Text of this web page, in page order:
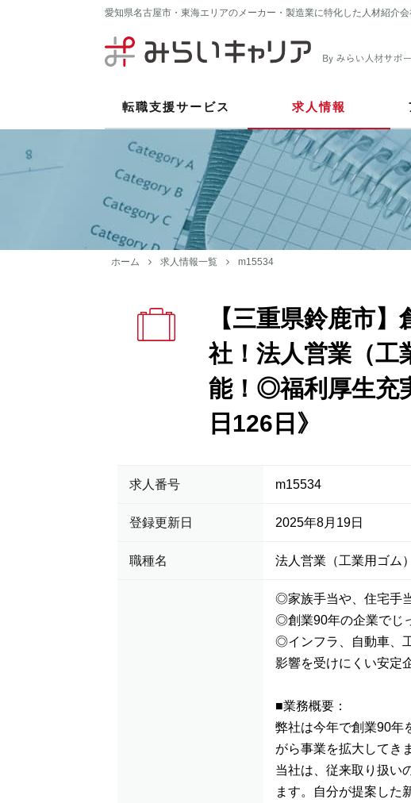
愛知県名古屋市・東海エリアのメーカー・製造業に特化した人材紹介会
転職支援サービス 求人情報
ホーム 求人情報一覧 m15534
【三重県鈴鹿市
社！法人営業（工
能！◎福利厚生充
日126日》
求人番号 m15534
登録更新日 2025年8月19日
職種名 法人営業（工業用ゴム）
◎家族手当や、住宅手
◎創業90年の企業でじ
◎インフラ、自動車、
影響を受けにくい安定
■業務概要：
弊社は今年で創業90年
がら事業を拡大してき
当社は、従来取り扱い
ます。自分が提案した